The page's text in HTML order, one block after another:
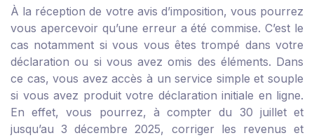
À la réception de votre avis d’imposition, vous pourrez
vous apercevoir qu’une erreur a été commise. C’est le
cas notamment si vous vous êtes trompé dans votre
déclaration ou si vous avez omis des éléments. Dans
ce cas, vous avez accès à un service simple et souple
si vous avez produit votre déclaration initiale en ligne.
En effet, vous pourrez, à compter du 30 juillet et
jusqu’au 3 décembre 2025, corriger les revenus et